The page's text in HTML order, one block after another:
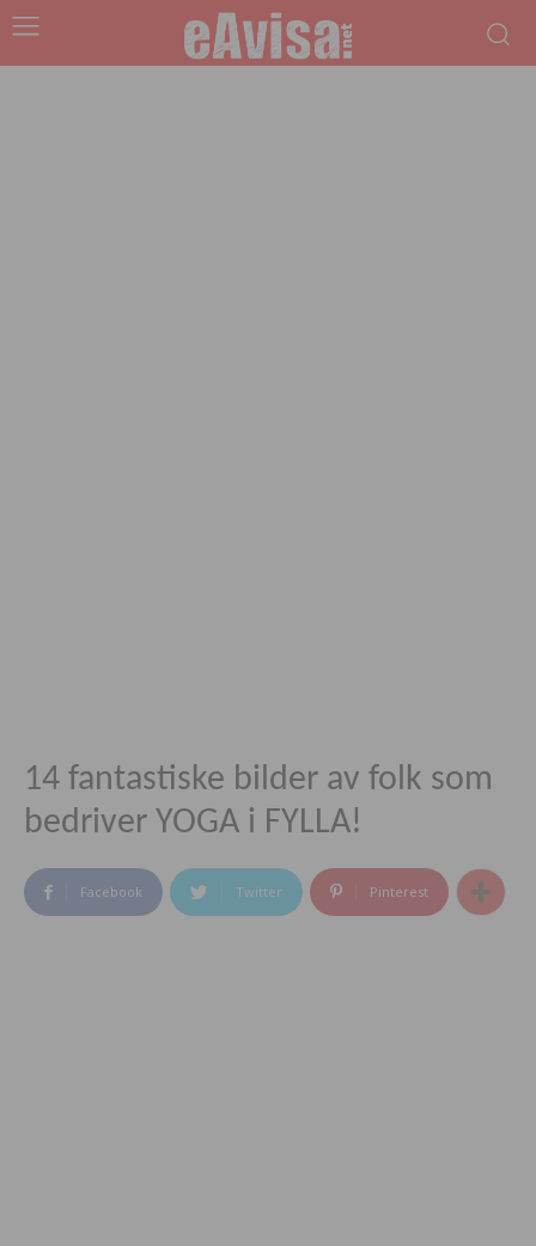
14 fantastiske bilder av folk som
bedriver YOGA i FYLLA!
Facebook Twitter Pinterest